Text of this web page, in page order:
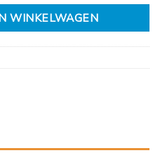
WINKELWAGEN